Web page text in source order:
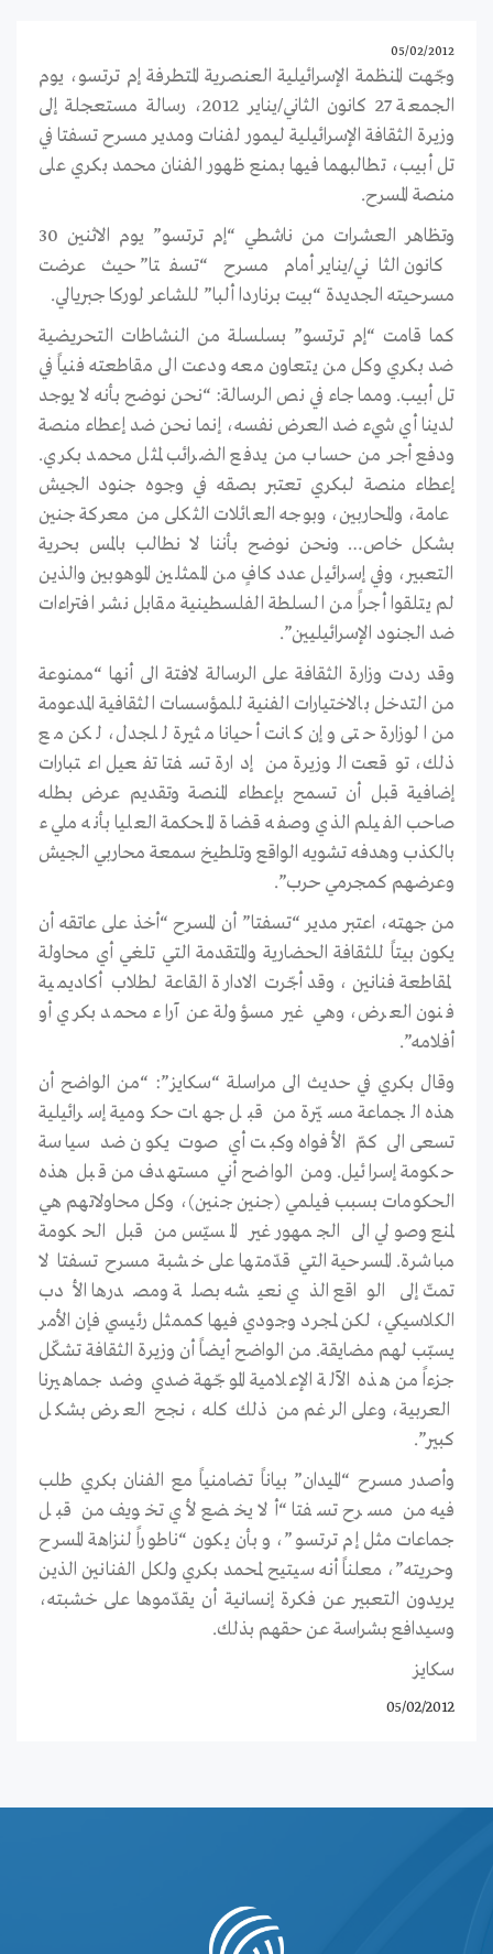
05/02/2012
وجّهت المنظمة الإسرائيلية العنصرية المتطرفة إم ترتسو، يوم
الجمعة 27 كانون الثاني/يناير 2012، رسالة مستعجلة إلى
وزيرة الثقافة الإسرائيلية ليمور لفنات ومدير مسرح تسفتا في
تل أبيب، تطالبهما فيها بمنع ظهور الفنان محمد بكري على
منصة المسرح.
وتظاهر العشرات من ناشطي “إم ترتسو” يوم الاثنين 30
كانون الثاني/يناير أمام مسرح “تسفتا” حيث عرضت
مسرحيته الجديدة “بيت برناردا ألبا” للشاعر لوركا جبريالي.
كما قامت “إم ترتسو” بسلسلة من النشاطات التحريضية
ضد بكري وكل من يتعاون معه ودعت الى مقاطعته فنياً في
تل أبيب. ومما جاء في نص الرسالة: “نحن نوضح بأنه لا يوجد
لدينا أي شيء ضد العرض نفسه، إنما نحن ضد إعطاء منصة
ودفع أجر من حساب من يدفع الضرائب لمثل محمد بكري.
إعطاء منصة لبكري تعتبر بصقه في وجوه جنود الجيش
عامة، والمحاربين، وبوجه العائلات الثكلى من معركة جنين
بشكل خاص… ونحن نوضح بأننا لا نطالب بالمس بحرية
التعبير، وفي إسرائيل عدد كافٍ من الممثلين الموهوبين والذين
لم يتلقوا أجراً من السلطة الفلسطينية مقابل نشر افتراءات
ضد الجنود الإسرائيليين”.
وقد ردت وزارة الثقافة على الرسالة لافتة الى أنها “ممنوعة
من التدخل بالاختيارات الفنية للمؤسسات الثقافية المدعومة
من الوزارة حتى وإن كانت أحيانا مثيرة للجدل، لكن مع
ذلك، توقعت الوزيرة من إدارة تسفتا تفعيل اعتبارات
إضافية قبل أن تسمح بإعطاء المنصة وتقديم عرض بطله
صاحب الفيلم الذي وصفه قضاة المحكمة العليا بأنه مليء
بالكذب وهدفه تشويه الواقع وتلطيخ سمعة محاربي الجيش
وعرضهم كمجرمي حرب”.
من جهته، اعتبر مدير “تسفتا” أن المسرح “أخذ على عاتقه أن
يكون بيتاً للثقافة الحضارية والمتقدمة التي تلغي أي محاولة
لمقاطعة فنانين، وقد أجّرت الادارة القاعة لطلاب أكاديمية
فنون العرض، وهي غير مسؤولة عن آراء محمد بكري أو
أفلامه”.
وقال بكري في حديث الى مراسلة “سكايز”: “من الواضح أن
هذه الجماعة مسيّرة من قبل جهات حكومية إسرائيلية
تسعى الى كمّ الأفواه وكبت أي صوت يكون ضد سياسة
حكومة إسرائيل. ومن الواضح أني مستهدف من قبل هذه
الحكومات بسبب فيلمي (جنين جنين)، وكل محاولاتهم هي
لمنع وصولي الى الجمهور غير المسيّس من قبل الحكومة
مباشرة. المسرحية التي قدّمتها على خشبة مسرح تسفتا لا
تمتّ إلى الواقع الذي نعيشه بصلة ومصدرها الأدب
الكلاسيكي، لكن لمجرد وجودي فيها كممثل رئيسي فإن الأمر
يسبّب لهم مضايقة. من الواضح أيضاً أن وزيرة الثقافة تشكّل
جزءاً من هذه الآلة الإعلامية الموجّهة ضدي وضد جماهيرنا
العربية، وعلى الرغم من ذلك كله، نجح العرض بشكل
كبير”.
وأصدر مسرح “الميدان” بياناً تضامنياً مع الفنان بكري طلب
فيه من مسرح تسفتا “ألا يخضع لأي تخويف من قبل
جماعات مثل إم ترتسو”، و بأن يكون “ناطوراً لنزاهة المسرح
وحريته”، معلناً أنه سيتيح لمحمد بكري ولكل الفنانين الذين
يريدون التعبير عن فكرة إنسانية أن يقدّموها على خشبته،
وسيدافع بشراسة عن حقهم بذلك.
سكايز
05/02/2012